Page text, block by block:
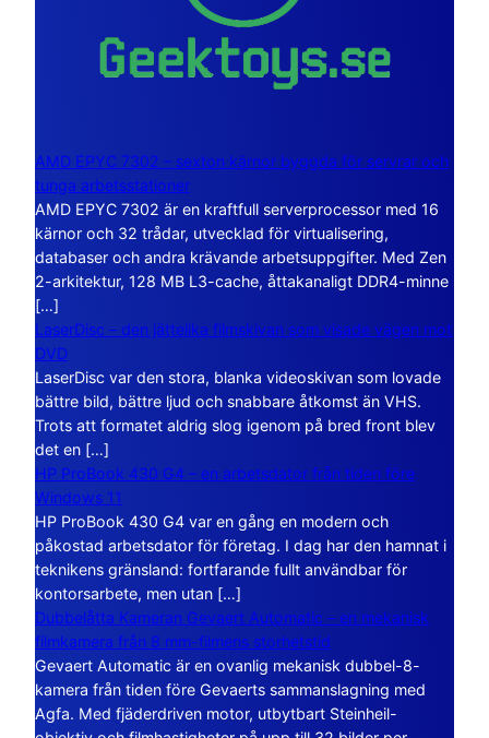
AMD EPYC 7302 – sexton kärnor byggda för servrar och
tunga arbetsstationer
AMD EPYC 7302 är en kraftfull serverprocessor med 16
kärnor och 32 trådar, utvecklad för virtualisering,
databaser och andra krävande arbetsuppgifter. Med Zen
2-arkitektur, 128 MB L3-cache, åttakanaligt DDR4-minne
[…]
LaserDisc – den jättelika filmskivan som visade vägen mot
DVD
LaserDisc var den stora, blanka videoskivan som lovade
bättre bild, bättre ljud och snabbare åtkomst än VHS.
Trots att formatet aldrig slog igenom på bred front blev
det en […]
HP ProBook 430 G4 – en arbetsdator från tiden före
Windows 11
HP ProBook 430 G4 var en gång en modern och
påkostad arbetsdator för företag. I dag har den hamnat i
teknikens gränsland: fortfarande fullt användbar för
kontorsarbete, men utan […]
Dubbelåtta Kameran Gevaert Automatic – en mekanisk
filmkamera från 8 mm-filmens storhetstid
Gevaert Automatic är en ovanlig mekanisk dubbel-8-
kamera från tiden före Gevaerts sammanslagning med
Agfa. Med fjäderdriven motor, utbytbart Steinheil-